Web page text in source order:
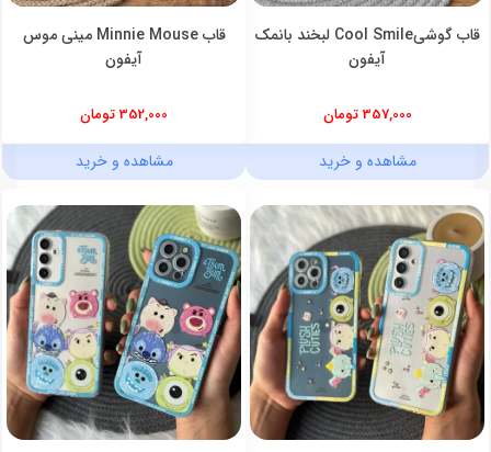
قاب گوشیCool Smile لبخند بانمک
آیفون
357,000 تومان
مشاهده و خرید
قاب Minnie Mouse مینی موس
آیفون
352,000 تومان
مشاهده و خرید